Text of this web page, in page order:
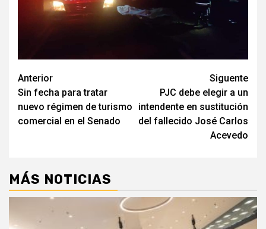
Navegación
de
entradas
Anterior
Sin fecha para tratar
nuevo régimen de turismo
comercial en el Senado
Siguente
PJC debe elegir a un
intendente en sustitución
del fallecido José Carlos
Acevedo
MÁS NOTICIAS